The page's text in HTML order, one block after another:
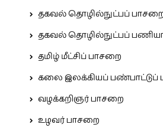
தகவல் தொழில்நுட்பப்
தகவல் தொழில்நுட்பப்
தமிழ் மீட்சிப் பாசறை
கலை இலக்கியப் பண்பாட்டுப்
வழக்கறிஞர் பாசறை
உழவர் பாசறை